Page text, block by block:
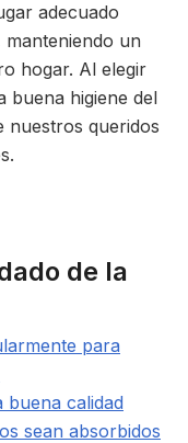
adecuado
manteniendo un
hogar. Al elegir
buena higiene del
nuestros queridos
de la
para
calidad
sean absorbidos